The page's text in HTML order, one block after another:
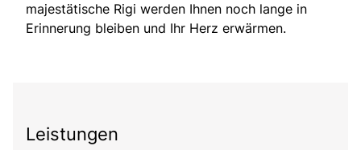
majestätische Rigi werden Ihnen noch lange in
Erinnerung bleiben und Ihr Herz erwärmen.
Leistungen